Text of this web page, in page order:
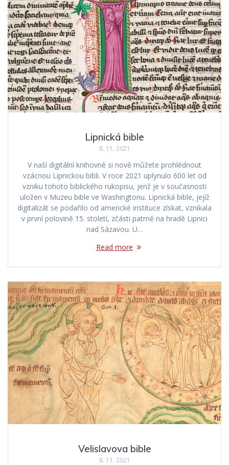
Lipnická bible
8. 11. 2021
V naší digitální knihovně si nově můžete prohlédnout
vzácnou Lipnickou bibli. V roce 2021 uplynulo 600 let od
vzniku tohoto biblického rukopisu, jenž je v současnosti
uložen v Muzeu bible ve Washingtonu. Lipnická bible, jejíž
digitalizát se podařilo od americké instituce získat, vznikala
v první polovině 15. století, zčásti patrně na hradě Lipnici
nad Sázavou. U…
Read more
Velislavova bible
8. 11. 2021